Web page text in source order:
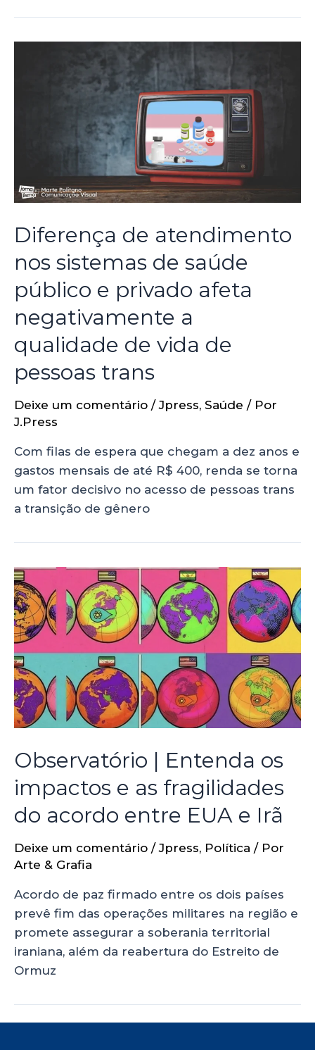
Diferença de atendimento
nos sistemas de saúde
público e privado afeta
negativamente a
qualidade de vida de
pessoas trans
Deixe um comentário /Jpress, Saúde / Por
J.Press
Com filas de espera que chegam a dez anos e
gastos mensais de até R$ 400, renda se torna
um fator decisivo no acesso de pessoas trans
a transição de gênero
Observatório | Entenda os
impactos e as fragilidades
do acordo entre EUA e Irã
Deixe um comentário /Jpress, Política / Por
Arte & Grafia
Acordo de paz firmado entre os dois países
prevê fim das operações militares na região e
promete assegurar a soberania territorial
iraniana, além da reabertura do Estreito de
Ormuz